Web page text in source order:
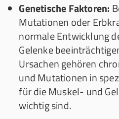
Genetische Faktoren:
Mutationen oder
normale Entwicklung
Gelenke
Ursachen gehören
und Mutationen in
für die Muskel- und
wichtig sind.